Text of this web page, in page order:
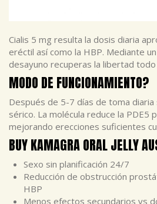
Cialis 5 mg resulta la dosis diaria
eréctil así como la HBP. Mediante
desayuno recuperas la libertad
MODO DE FUNCIONAMIENTO?
Después de 5-7 días de toma
sérico. La molécula reduce la PDE5
mejorando erecciones suficientes
BUY KAMAGRA ORAL JELLY
Sexo sin planificación 24/7
Reducción de obstrucción
HBP
Menos efectos secundarios vs